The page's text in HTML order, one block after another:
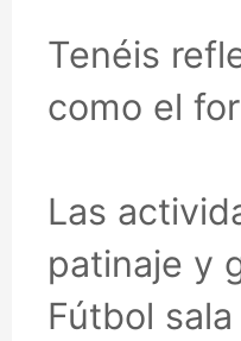
Tenéis
como el
Las
patinaje y
Fútbol